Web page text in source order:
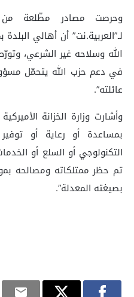
وحرصت مصادر مطّلعة من
لـ”العربية.نت” أن أهالي
الله وسلاحه غير الشرعي،
في دعم حزب الله يتحمّل
عائلته”.
وأشارت وزارة الخزانة
بمساعدة أو رعاية أو
التكنولوجي أو السلع أو
بصيغته المعدلة”.